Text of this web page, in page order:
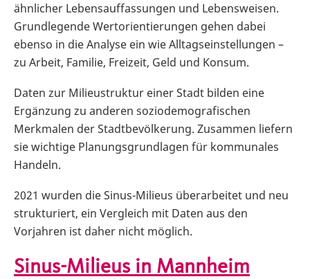
ähnlicher Lebensauffassungen und Lebensweisen.
Grundlegende Wertorientierungen gehen dabei
ebenso in die Analyse ein wie Alltagseinstellungen –
zu Arbeit, Familie, Freizeit, Geld und Konsum.
Daten zur Milieustruktur einer Stadt bilden eine
Ergänzung zu anderen soziodemografischen
Merkmalen der Stadtbevölkerung. Zusammen liefern
sie wichtige Planungsgrundlagen für kommunales
Handeln.
2021 wurden die Sinus-Milieus überarbeitet und neu
strukturiert, ein Vergleich mit Daten aus den
Vorjahren ist daher nicht möglich.
Sinus-Milieus in Mannheim